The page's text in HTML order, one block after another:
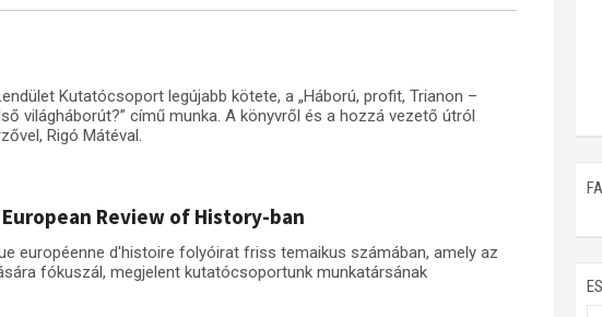
Utókor és emlékezet
Kutatócsoport legújabb kötete, a „Háború, profit, Trianon –
világháborút?” című munka. A könyvről és a hozzá vezető útról
Rigó Mátéval.
Review of History-ban
européenne d'histoire folyóirat friss temaikus számában, amely az
fókuszál, megjelent kutatócsoportunk munkatársának